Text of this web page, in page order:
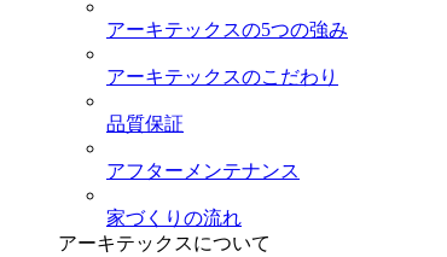
アーキテックスの5つの強み
アーキテックスのこだわり
品質保証
アフターメンテナンス
家づくりの流れ
アーキテックスについて